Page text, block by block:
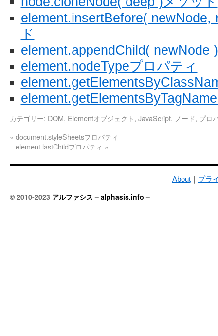
element.insertBefore(
ド
element.appendChild( newNode
element.nodeTypeプロパティ
カテゴリー: DOM, Elementオブジェクト, JavaScript, ノード, プロ
« document.styleSheetsプロパティ
element.lastChildプロパティ »
About｜ プラ
© 2010-2023 アルファシス – alphasis.info –